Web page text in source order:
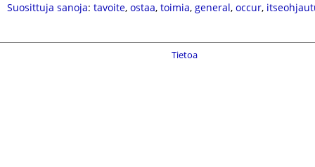
Suosittuja sanoja: tavoite, ostaa, toimia, general, occur,
Tietoa